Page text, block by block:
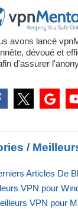
avons lancé
dévoué et
d'assurer
/
Articles De
VPN pour
VPN pour